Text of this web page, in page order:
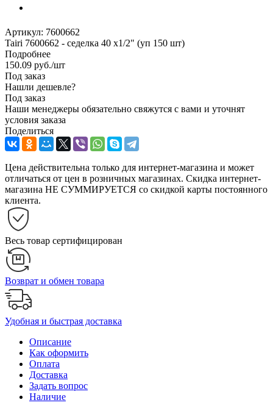
Артикул: 7600662
Tairi 7600662 - седелка 40 х1/2" (уп 150 шт)
Подробнее
150.09 руб./шт
Под заказ
Нашли дешевле?
Под заказ
Наши менеджеры обязательно свяжутся с вами и уточнят
условия заказа
Поделиться
Цена действительна только для интернет-магазина и может
отличаться от цен в розничных магазинах. Скидка интернет-
магазина НЕ СУММИРУЕТСЯ со скидкой карты постоянного
клиента.
Весь товар сертифицирован
Возврат и обмен товара
Удобная и быстрая доставка
Описание
Как оформить
Оплата
Доставка
Задать вопрос
Наличие